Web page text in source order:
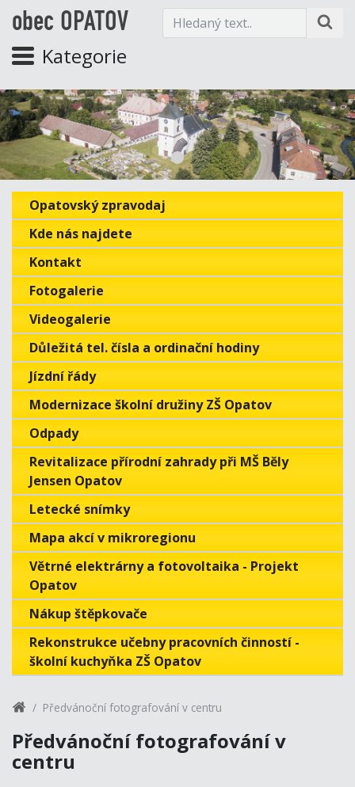
obec OPATOV
Kategorie
Opatovský zpravodaj
Kde nás najdete
Kontakt
Fotogalerie
Videogalerie
Důležitá tel. čísla a ordinační hodiny
Jízdní řády
Modernizace školní družiny ZŠ Opatov
Odpady
Revitalizace přírodní zahrady při MŠ Běly
Jensen Opatov
Letecké snímky
Mapa akcí v mikroregionu
Větrné elektrárny a fotovoltaika - Projekt
Opatov
Nákup štěpkovače
Rekonstrukce učebny pracovních činností -
školní kuchyňka ZŠ Opatov
Předvánoční fotografování v centru
Předvánoční fotografování v
centru